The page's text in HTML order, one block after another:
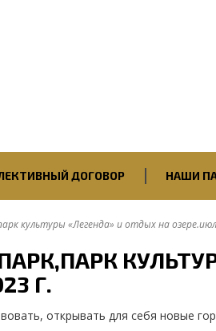
ДОГОВОР НАШИ
культуры «Легенда» и отдых на
Г.
открывать для себя новые